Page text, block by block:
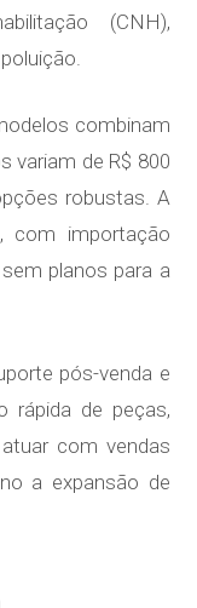
(CNH),
combinam
variam de R$ 800
robustas. A
com importação
planos para a
pós-venda e
rápida de peças,
com vendas
a expansão de